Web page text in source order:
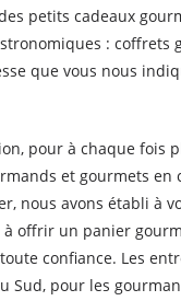
petits cadeaux
: coffrets
que vous nous
pour à chaque fois
et gourmets
nous avons établi à
offrir un panier
confiance. Les
pour les